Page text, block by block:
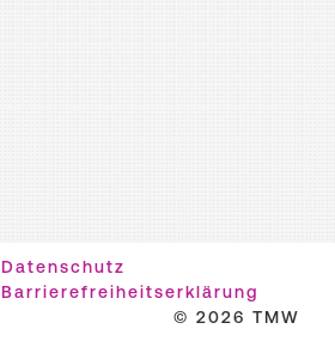
Datenschutz
Barrierefreiheitserklärung
© 2026 TMW